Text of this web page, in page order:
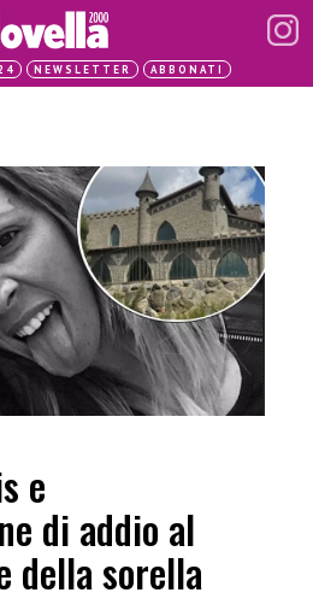
NEWSLETTER ABBONATI
e
di addio al
della sorella